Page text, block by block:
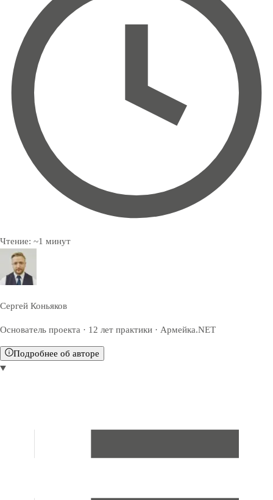
Чтение: ~1 минут
Сергей Коньяков
Основатель проекта · 12 лет практики · Армейка.NET
Подробнее об авторе